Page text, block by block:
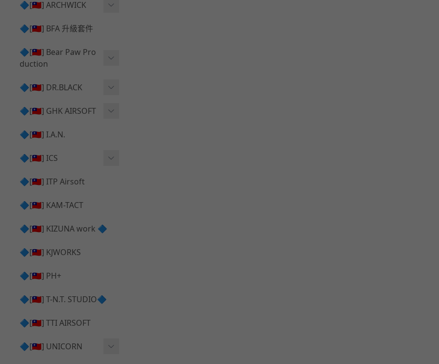
套件
[夢神⧸Morpheus] 碳鋼 內
管
🔷[🇹🇼] ARCHWICK
衝鋒套件 Convertion Kit
MWS 升級組件
B＆T APC9 系列產品
B＆T SPR300系列產品
HOP膠皮
🔷[🇹🇼] BFA 升級套件
🔷[🇹🇼] Bear Paw Pro
duction
T-5000
🔷[🇹🇼] DR.BLACK
Hi-capa 彈匣外觀
維護保養
Hi-capa 上半外觀
Hi-capa 內部升級
🔷[🇹🇼] GHK AIRSOFT
AR ⧸ M4 GBB 原廠零件
AKM V3 主體 ＆ 原廠零件
G5 原廠零件
G17 GEN.3 原廠零件
AR ⧸ M4 GBB 升級套件
🔷[🇹🇼] I.A.N.
🔷[🇹🇼] ICS
Hi-Capa 維修零件
ICS 成槍
🔷[🇹🇼] ITP Airsoft
🔷[🇹🇼] KAM-TACT
🔷[🇹🇼] KIZUNA work 🔷
🔷[🇹🇼] KJWORKS
🔷[🇹🇼] PH+
🔷[🇹🇼] T-N.T. STUDIO🔷
🔷[🇹🇼] TTI AIRSOFT
🔷[🇹🇼] UNICORN